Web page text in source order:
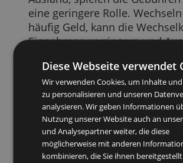
4. Wechselkurse für
vergleichen
Mit der Karte können Sie
Ausland bezahlen,
außerhalb der Euro-
stehen Ihnen mit dem
Tore zu weltweiten
Der Unterschied bei
Ausland liegt wiederum in